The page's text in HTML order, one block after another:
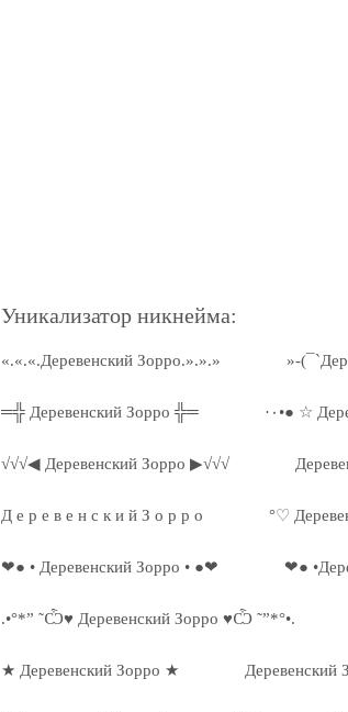
Уникализатор никнейма:
«.«.«.Деревенский Зорро.».».» »-
═╬ Деревенский Зорро ╬═
√√√◀ Деревенский Зорро ▶√√√
Д е р е в е н с к и й З о р р о °♡
❤● • Деревенский Зорро • ●❤ ❤●
.•°*” ˜Ѽ♥ Деревенский Зорро ♥Ѽ ˜”*°•.
★ Деревенский Зорро ★ Деревенский